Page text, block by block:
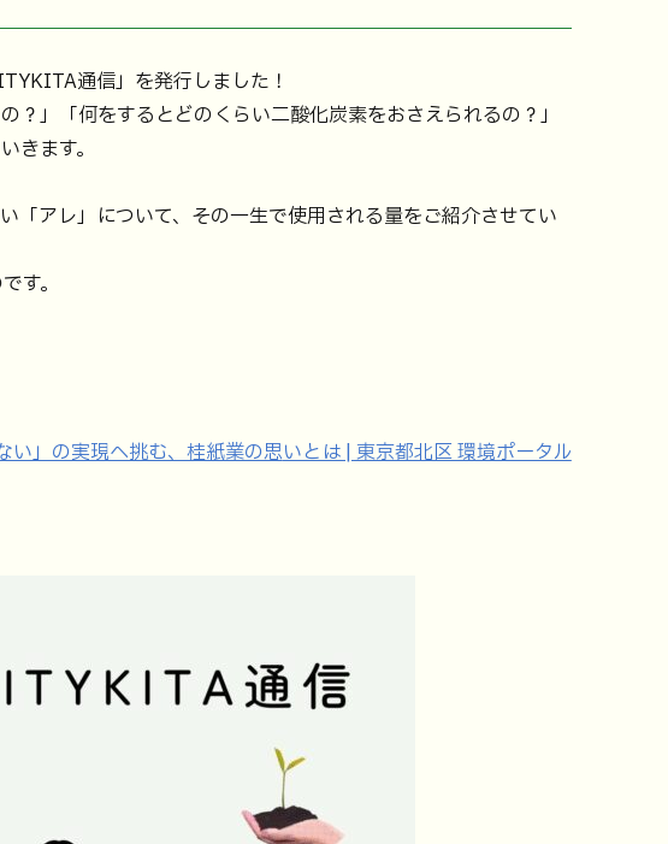
通信」を発行しました！
？」「何をするとどのくらい二酸化炭素をおさえられるの？」
きます。
「アレ」について、その一生で使用される量をご紹介させてい
す。
い」の実現へ挑む、桂紙業の思いとは | 東京都北区 環境ポータル